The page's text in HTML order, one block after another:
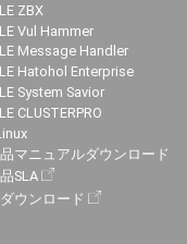
ZBX
Vul Hammer
Message Handler
Hatohol Enterprise
System Savior
CLUSTERPRO
マニュアルダウンロード
SLA
ウンロード